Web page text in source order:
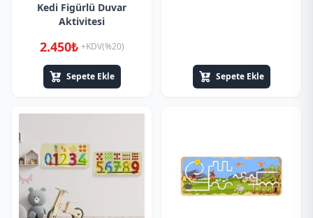
Kedi Figürlü Duvar
Aktivitesi
2.450₺ +KDV(%20)
Sepete Ekle Sepete Ekle